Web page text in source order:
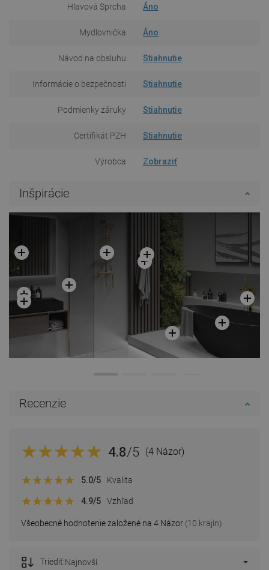
Hlavová Sprcha Áno
Mydlovnička Áno
Návod na obsluhu Stiahnutie
Informácie o bezpečnosti Stiahnutie
Podmienky záruky Stiahnutie
Certifikát PZH Stiahnutie
Výrobca Zobraziť
Inšpirácie
Recenzie
4.8/5 (4 Názor)
Všeobecné hodnotenie založené na 4 Názor (10 krajín)
5.0/5 Kvalita
4.9/5 Vzhľad
Triediť:Najnovší